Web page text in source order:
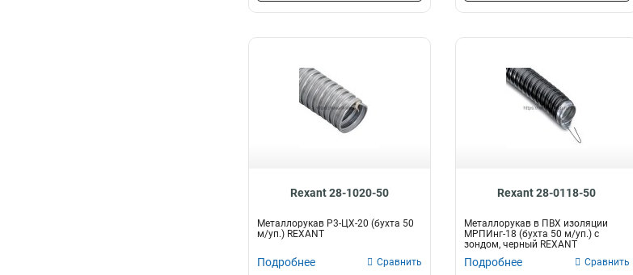
Rexant 28-1020-50
Металлорукав Р3-ЦХ-20 (бухта 50
м/уп.) REXANT
Подробнее Сравнить
Rexant 28-0118-50
Металлорукав в ПВХ изоляции
МРПИнг-18 (бухта 50 м/уп.) с
зондом, черный REXANT
Подробнее Сравнить